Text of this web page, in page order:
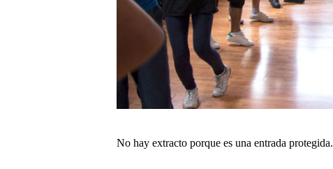
No hay extracto porque es una entrada protegida.